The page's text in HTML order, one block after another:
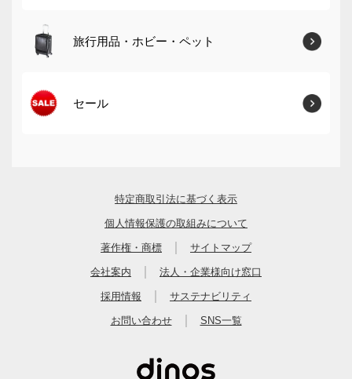
旅行用品・ホビー・ペット
セール
特定商取引法に基づく表示
個人情報保護の取組みについて
著作権・商標 サイトマップ
会社案内 法人・企業様向け窓口
採用情報 サステナビリティ
お問い合わせ SNS一覧